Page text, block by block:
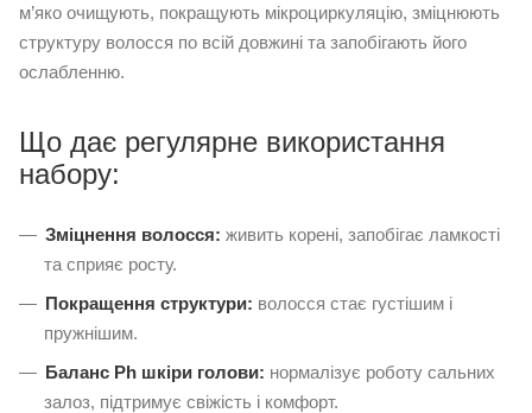
м’яко очищують, покращують мікроциркуляцію, зміцнюють
структуру волосся по всій довжині та запобігають його
ослабленню.
Що дає регулярне використання
набору:
Зміцнення волосся: живить корені, запобігає ламкості
та сприяє росту.
Покращення структури: волосся стає густішим і
пружнішим.
Баланс Ph шкіри голови: нормалізує роботу сальних
залоз, підтримує свіжість і комфорт.